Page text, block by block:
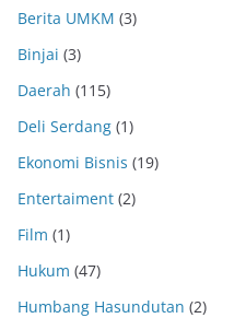
Berita UMKM (3)
Binjai (3)
Daerah (115)
Deli Serdang (1)
Ekonomi Bisnis (19)
Entertaiment (2)
Film (1)
Hukum (47)
Humbang Hasundutan (2)